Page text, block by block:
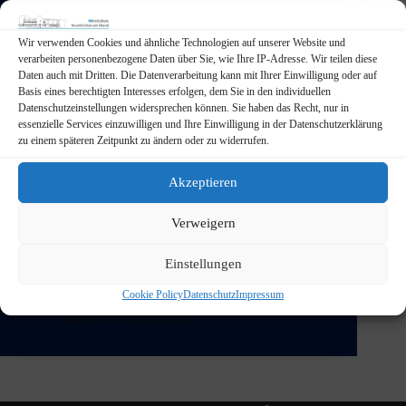
Wir verwenden Cookies und ähnliche Technologien auf unserer Website und
verarbeiten personenbezogene Daten über Sie, wie Ihre IP-Adresse. Wir teilen diese
Daten auch mit Dritten. Die Datenverarbeitung kann mit Ihrer Einwilligung oder auf
Basis eines berechtigten Interesses erfolgen, dem Sie in den individuellen
Datenschutzeinstellungen widersprechen können. Sie haben das Recht, nur in
essenzielle Services einzuwilligen und Ihre Einwilligung in der Datenschutzerklärung
zu einem späteren Zeitpunkt zu ändern oder zu widerrufen.
Akzeptieren
Verweigern
Einstellungen
Cookie PolicyDatenschutzImpressum
Am Mittwoch, den 4. Juni 2025, war es endlich so
des Landkreises statt. Bei diesem sportlichen
Ereignis traten ganze Klassen in spannenden
Teamdisziplinen gegeneinander an – mit viel…
admin
8. Juni 2025